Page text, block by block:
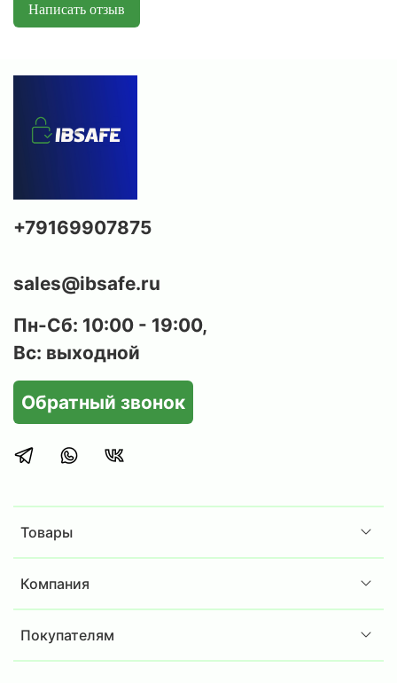
Написать отзыв
Товары
Компания
Покупателям
+79169907875
sales@ibsafe.ru
Пн-Сб: 10:00 - 19:00,
Вс: выходной
Обратный звонок